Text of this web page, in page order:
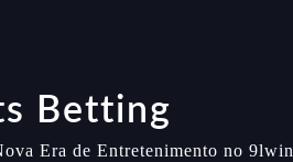
Betting
Era de Entretenimento no 9lwin